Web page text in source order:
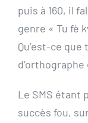
puis à 160, il
genre « Tu fè
Qu’est-ce
Le SMS étant
succès fou,